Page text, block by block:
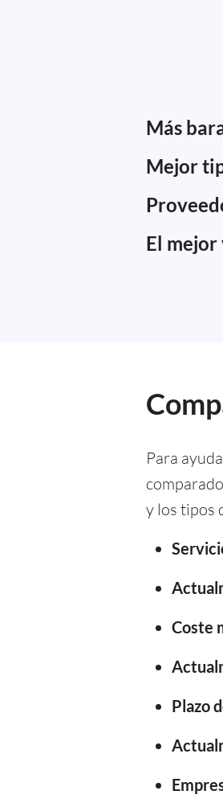
Más
Mejor
El
Para
y los tipos
Coste
Plazo